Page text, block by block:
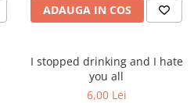
ADAUGA IN COS
I stopped drinking and I hate
you all
6,00 Lei